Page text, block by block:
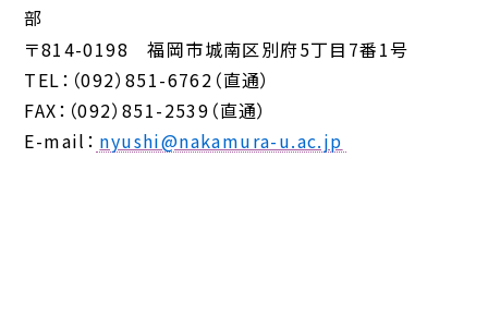
部
〒814-0198 福岡市城南区別府5丁目7番1号
TEL：（092）851-6762（直通）
FAX：（092）851-2539（直通）
E-mail： nyushi@nakamura-u.ac.jp